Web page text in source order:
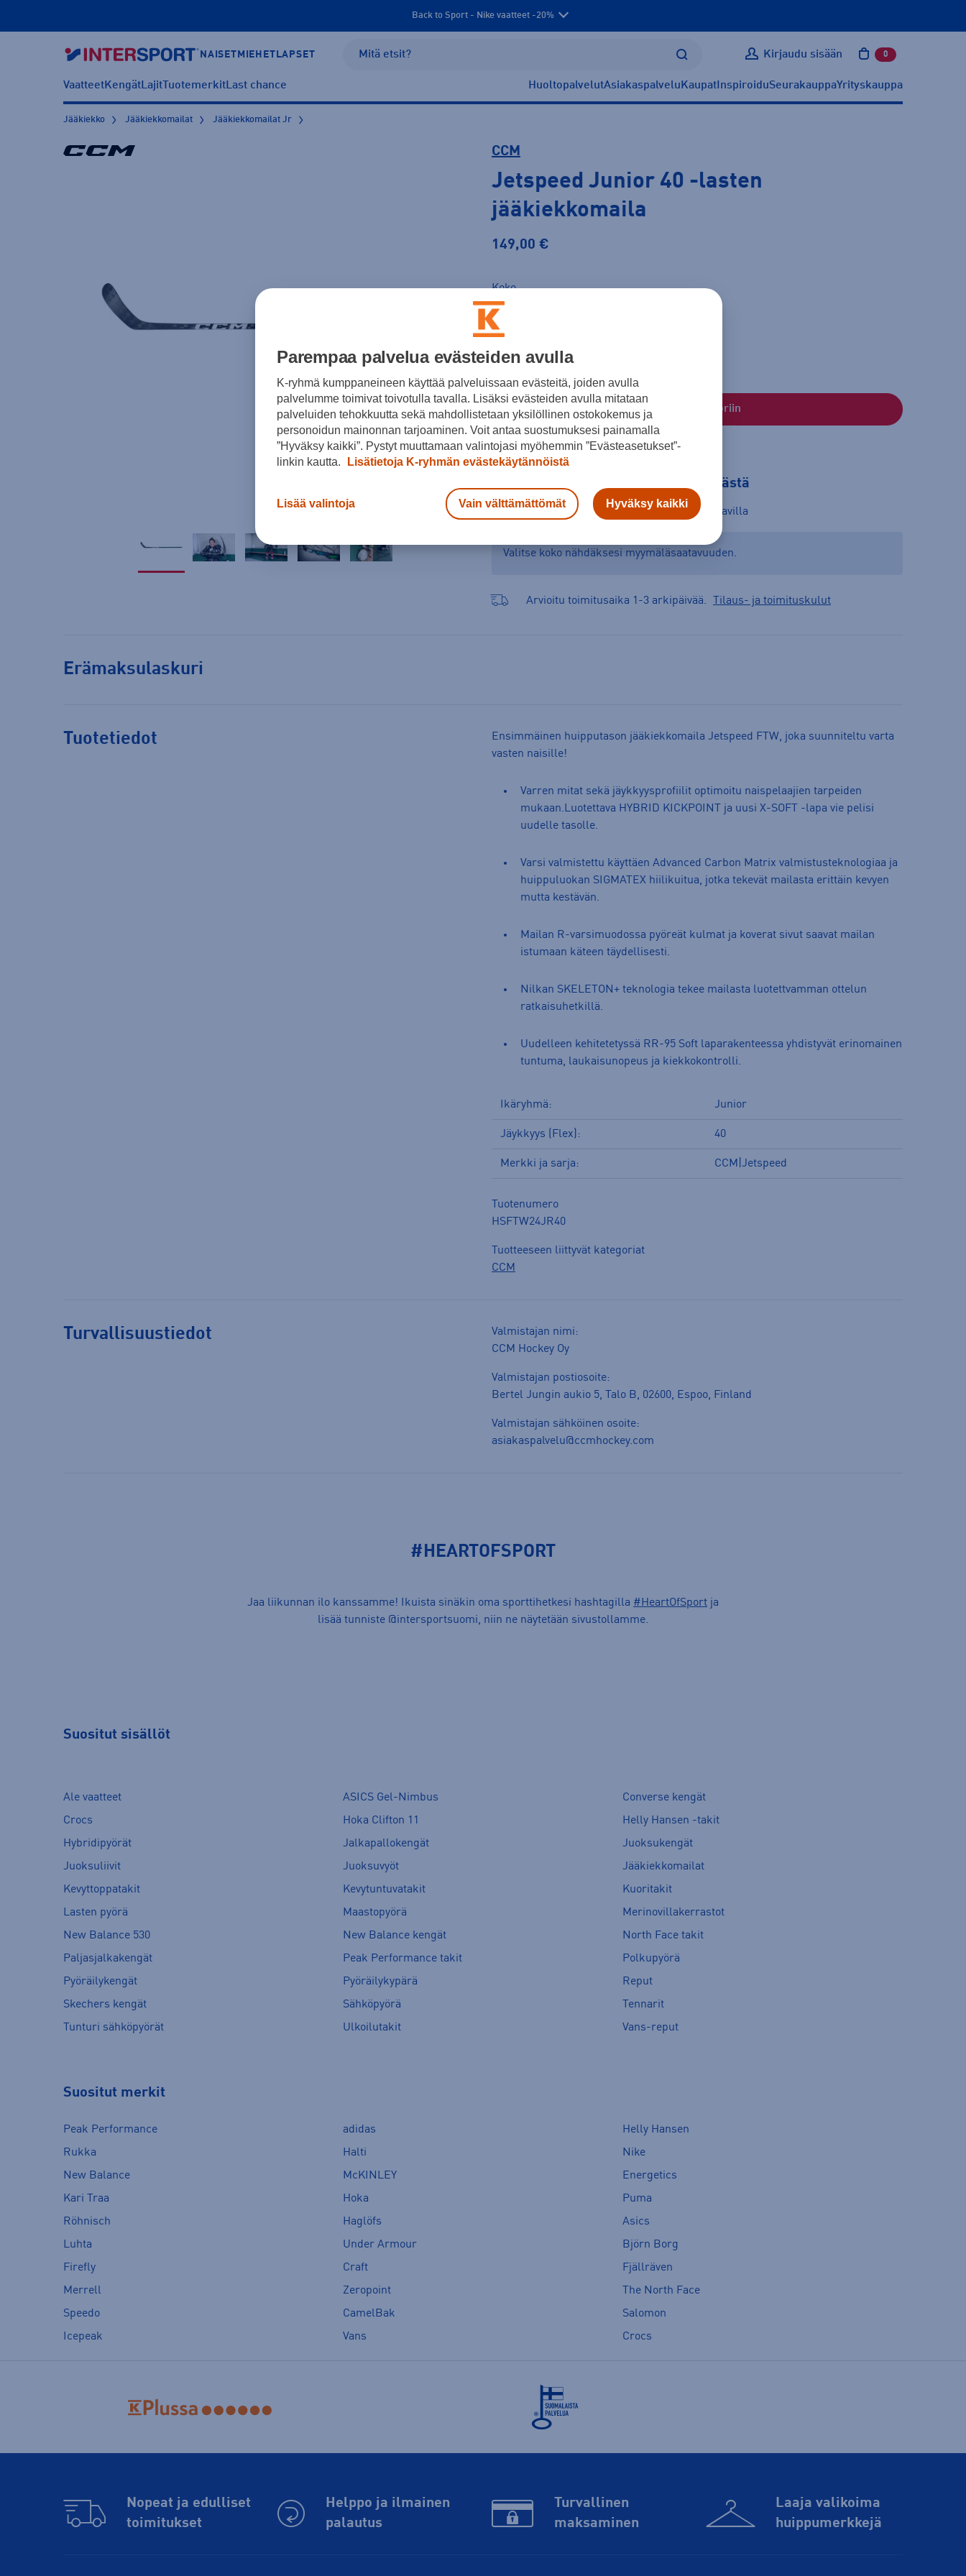
Back to Sport - Nike vaatteet -20%
NAISET MIEHET LAPSET Kirjaudu sisään 0 tuotetta
VaatteetKengätLajitTuotemerkitLast chance HuoltopalvelutAsiakaspalvelu Kaupat InspiroiduSeurakauppaYrityskauppa
Jääkiekko Jääkiekkomailat Jääkiekkomailat Jr
CCM
Jetspeed Junior 40 -lasten
jääkiekkomaila
149,00 €
Koko
Lisää ostoskoriin
Tarkista saatavuus ja tilaa myymälästä
Ei saatavilla Myymälät: Saatavilla
Valitse koko nähdäksesi myymäläsaatavuuden.
Arvioitu toimitusaika 1-3 arkipäivää. Tilaus- ja toimituskulut
Erämaksulaskuri
Tuotetiedot
Ensimmäinen huipputason jääkiekkomaila Jetspeed FTW, joka suunniteltu varta
vasten naisille!
Varren mitat sekä jäykkyysprofiilit optimoitu naispelaajien tarpeiden
mukaan.Luotettava HYBRID KICKPOINT ja uusi X-SOFT -lapa vie pelisi
uudelle tasolle.
Varsi valmistettu käyttäen Advanced Carbon Matrix valmistusteknologiaa ja
huippuluokan SIGMATEX hiilikuitua, jotka tekevät mailasta erittäin kevyen
mutta kestävän.
Mailan R-varsimuodossa pyöreät kulmat ja koverat sivut saavat mailan
istumaan käteen täydellisesti.
Nilkan SKELETON+ teknologia tekee mailasta luotettvamman ottelun
ratkaisuhetkillä.
Uudelleen kehitetetyssä RR-95 Soft laparakenteessa yhdistyvät erinomainen
tuntuma, laukaisunopeus ja kiekkokontrolli.
Ikäryhmä: Junior
Jäykkyys (Flex): 40
Merkki ja sarja: CCM|Jetspeed
Tuotenumero
HSFTW24JR40
Tuotteeseen liittyvät kategoriat
CCM
Turvallisuustiedot
Valmistajan nimi:
CCM Hockey Oy
Valmistajan postiosoite:
Bertel Jungin aukio 5, Talo B, 02600, Espoo, Finland
Valmistajan sähköinen osoite:
asiakaspalvelu@ccmhockey.com
#HEARTOFSPORT
Jaa liikunnan ilo kanssamme! Ikuista sinäkin oma sporttihetkesi hashtagilla #HeartOfSport ja
lisää tunniste @intersportsuomi, niin ne näytetään sivustollamme.
Suositut sisällöt
Ale vaatteet ASICS Gel-Nimbus
Converse kengät
Crocs
Hoka Clifton 11
Helly Hansen -takit
Hybridipyörät
Jalkapallokengät
Juoksukengät
Juoksuliivit
Juoksuvyöt
Jääkiekkomailat
Kevyttoppatakit
Kevytuntuvatakit
Kuoritakit
Lasten pyörä
Maastopyörä
Merinovillakerrastot
New Balance 530
New Balance kengät
North Face takit
Paljasjalkakengät
Peak Performance takit
Polkupyörä
Pyöräilykengät
Pyöräilykypärä
Reput
Skechers kengät
Sähköpyörä
Tennarit
Tunturi sähköpyörät
Ulkoilutakit Vans-reput
Suositut merkit
Peak Performance adidas
Helly Hansen
Rukka
Halti
Nike
New Balance
McKINLEY
Energetics
Kari Traa
Hoka
Puma
Röhnisch
Haglöfs
Asics
Luhta
Under Armour
Björn Borg
Firefly
Craft
Fjällräven
Merrell
Zeropoint
The North Face
Speedo
CamelBak
Salomon
Icepeak
Vans Crocs
Nopeat ja edulliset
toimitukset
Helppo ja ilmainen
palautus
Turvallinen
maksaminen
Laaja valikoima
huippu­merkkejä
Parempaa palvelua evästeiden avulla
K-ryhmä kumppaneineen käyttää palveluissaan evästeitä, joiden avulla
palvelumme toimivat toivotulla tavalla. Lisäksi evästeiden avulla mitataan
palveluiden tehokkuutta sekä mahdollistetaan yksilöllinen ostokokemus ja
personoidun mainonnan tarjoaminen. Voit antaa suostumuksesi painamalla
”Hyväksy kaikki”. Pystyt muuttamaan valintojasi myöhemmin ”Evästeasetukset”-
linkin kautta.
Lisätietoja K-ryhmän evästekäytännöistä
Lisää valintoja Vain välttämättömät Hyväksy kaikki